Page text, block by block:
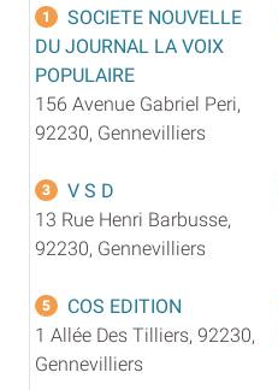
1
SOCIETE NOUVELLE
DU JOURNAL LA VOIX
POPULAIRE
156 Avenue Gabriel Peri,
92230, Gennevilliers
3
V S D
13 Rue Henri Barbusse,
92230, Gennevilliers
5
COS EDITION
1 Allée Des Tilliers, 92230,
Gennevilliers